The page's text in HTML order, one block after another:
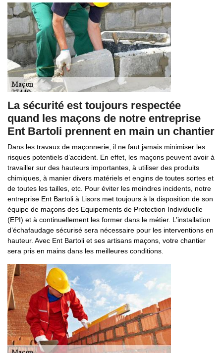
La sécurité est toujours respectée
quand les maçons de notre entreprise
Ent Bartoli prennent en main un chantier
Dans les travaux de maçonnerie, il ne faut jamais minimiser les
risques potentiels d’accident. En effet, les maçons peuvent avoir à
travailler sur des hauteurs importantes, à utiliser des produits
chimiques, à manier divers matériels et engins de toutes sortes et
de toutes les tailles, etc. Pour éviter les moindres incidents, notre
entreprise Ent Bartoli à Lisors met toujours à la disposition de son
équipe de maçons des Equipements de Protection Individuelle
(EPI) et à continuellement les former dans le métier. L’installation
d’échafaudage sécurisé sera nécessaire pour les interventions en
hauteur. Avec Ent Bartoli et ses artisans maçons, votre chantier
sera pris en mains dans les meilleures conditions.